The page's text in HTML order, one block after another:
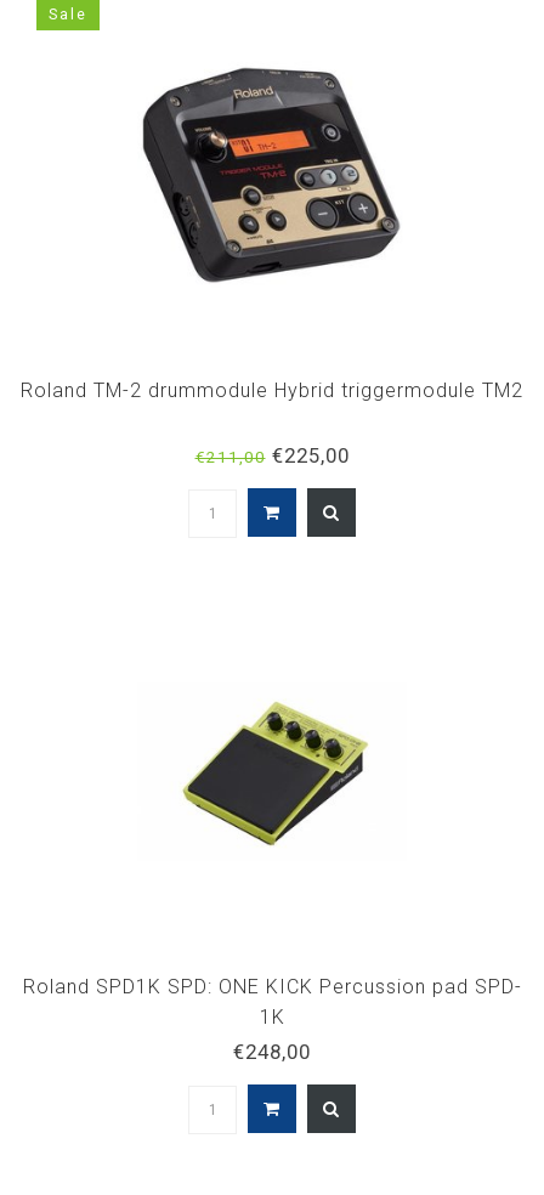
Sale
Roland TM-2 drummodule Hybrid triggermodule TM2
€211,00€225,00
Roland SPD1K SPD: ONE KICK Percussion pad SPD-
1K
€248,00